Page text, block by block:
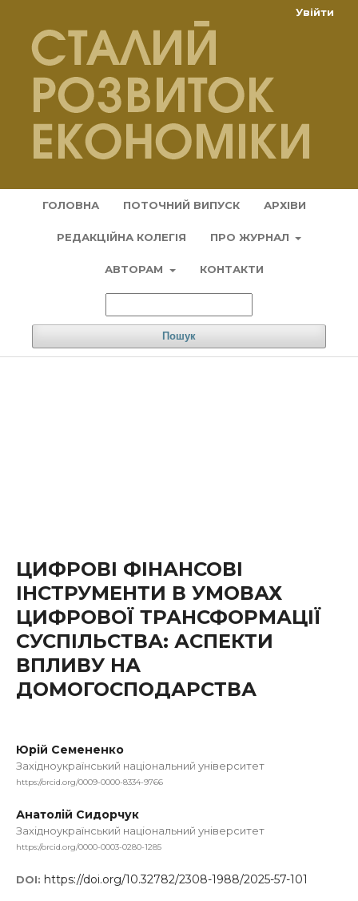
ГОЛОВНА ПОТОЧНИЙ ВИПУСК АРХІВИ
РЕДАКЦІЙНА КОЛЕГІЯ ПРО ЖУРНАЛ
АВТОРАМ КОНТАКТИ
Пошук
Увійти
ЦИФРОВІ ФІНАНСОВІ
ІНСТРУМЕНТИ В УМОВАХ
ЦИФРОВОЇ ТРАНСФОРМАЦІЇ
СУСПІЛЬСТВА: АСПЕКТИ
ВПЛИВУ НА
ДОМОГОСПОДАРСТВА
Юрій Семененко
Західноукраїнський національний університет
https://orcid.org/0009-0000-8334-9766
Анатолій Сидорчук
Західноукраїнський національний університет
https://orcid.org/0000-0003-0280-1285
DOI: https://doi.org/10.32782/2308-1988/2025-57-101